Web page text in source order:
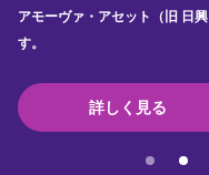
引き続き日本のお客様のために
MOVEしていきます。
詳しく見る
アモーヴァ・アセット（旧 日
す。
詳しく見る
の「むずかしい」を「なるほど
ット（旧 日興アセット）の情
詳しく見る